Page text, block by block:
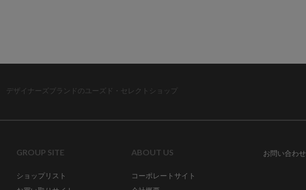
デザイナーズブランドのユーズド・セレクトショップ
GROUP SITE
ショップリスト
ABOUT US
コーポレートサイト
お問い合わせ